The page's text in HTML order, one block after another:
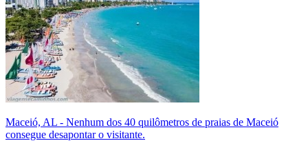
Maceió, AL - Nenhum dos 40 quilômetros de praias de Maceió
consegue desapontar o visitante.